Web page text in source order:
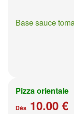
Base sauce
Pizza orientale
Dès 10.00 €